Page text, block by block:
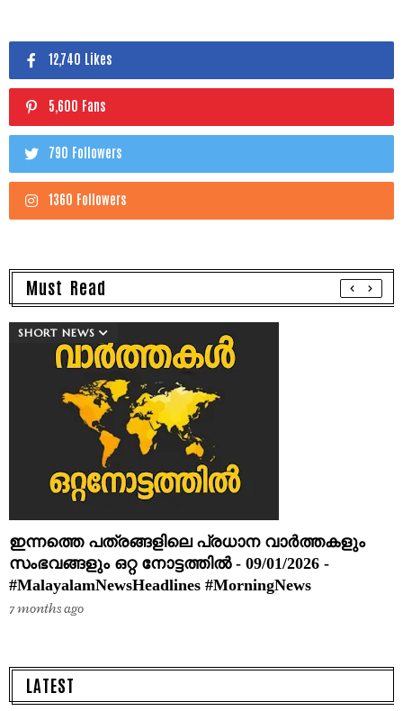
12,740 Likes
5,600 Fans
790 Followers
1360 Followers
Must Read
SHORT NEWS
ഇന്നത്തെ പത്രങ്ങളിലെ പ്രധാന വാർത്തകളും
സംഭവങ്ങളും ഒറ്റ നോട്ടത്തിൽ - 09/01/2026 -
#MalayalamNewsHeadlines #MorningNews
7 months ago
LATEST